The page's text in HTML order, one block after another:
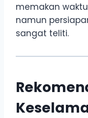
memakan
namun
sangat teliti.